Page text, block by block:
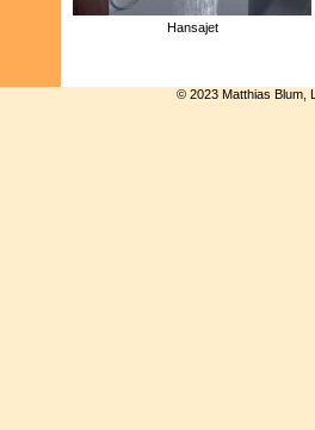
Hansajet
© 2023 Matthias Blum,